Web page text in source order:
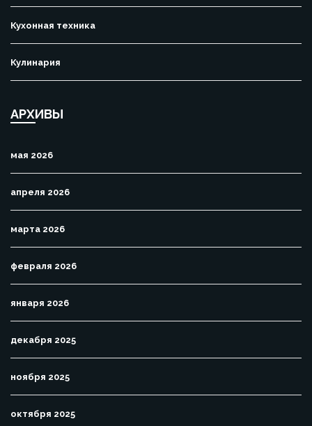
Кухонная техника
Кулинария
АРХИВЫ
мая 2026
апреля 2026
марта 2026
февраля 2026
января 2026
декабря 2025
ноября 2025
октября 2025